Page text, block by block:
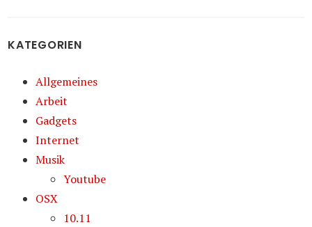
KATEGORIEN
Allgemeines
Arbeit
Gadgets
Internet
Musik
Youtube
OSX
10.11